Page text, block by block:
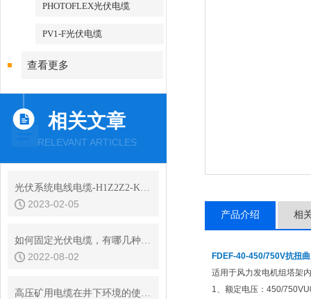
PHOTOFLEX光伏电缆
PV1-F光伏电缆
查看更多
相关文章
RELEVANT ARTICLES
光伏系统电线电缆-H1Z2Z2-K光伏电缆
2023-02-05
如何固定光伏电缆，有哪几种科学的方式？
2022-08-02
高压矿用电缆在井下环境的使用注意事项
产品介绍 相
FDEF-40-450/750V抗扭
适用于风力发电机组塔架
1、额定电压：450/